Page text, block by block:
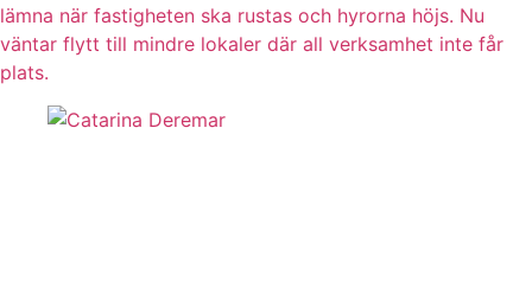
lämna när fastigheten ska rustas och hyrorna höjs. Nu
väntar flytt till mindre lokaler där all verksamhet inte får
plats.